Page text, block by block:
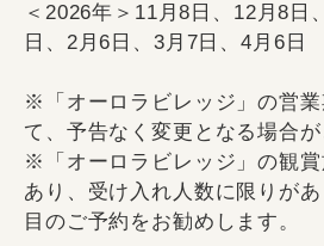
＜2026年＞11月8日、12月8日
日、2月6日、3月7日、4月6日
※「オーロラビレッジ」の営業
て、予告なく変更となる場合が
※「オーロラビレッジ」の観
あり、受け入れ人数に限りが
目のご予約をお勧めします。